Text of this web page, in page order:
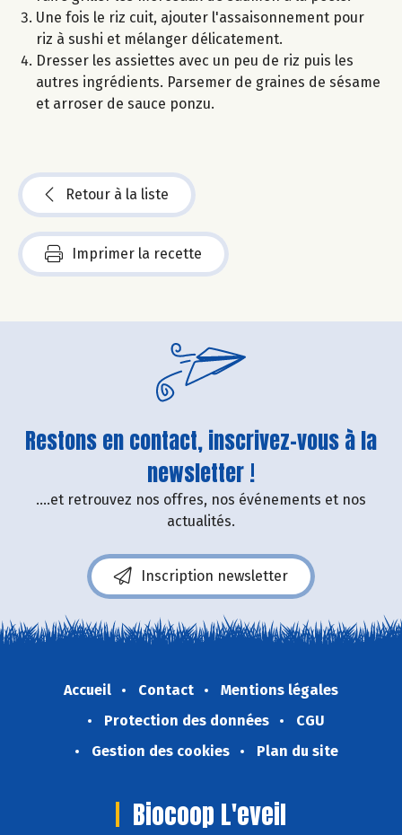
Une fois le riz cuit, ajouter l'assaisonnement pour
riz à sushi et mélanger délicatement.
Dresser les assiettes avec un peu de riz puis les
autres ingrédients. Parsemer de graines de sésame
et arroser de sauce ponzu.
Retour à la liste
Imprimer la recette
Restons en contact, inscrivez-vous à la
newsletter !
....et retrouvez nos offres, nos événements et nos
actualités.
Inscription newsletter
Accueil Contact
Mentions légales
Protection des données
CGU
Gestion des cookies
Plan du site
Biocoop L'eveil